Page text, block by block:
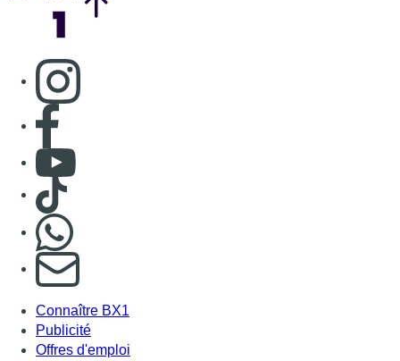
Consulter page Instagram
Consulter page Facebook
Consulter Youtube
Consulter TikTok
S'abonner à notre newsletter
Connaître BX1
Publicité
Offres d'emploi